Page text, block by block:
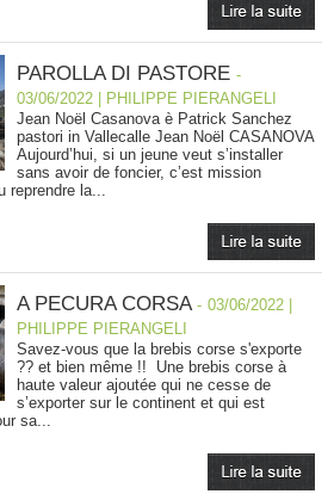
PAROLLA DI PASTORE -
03/06/2022 | PHILIPPE PIERANGELI
Jean Noël Casanova è Patrick Sanchez
pastori in Vallecalle Jean Noël CASANOVA
Aujourd’hui, si un jeune veut s’installer
sans avoir de foncier, c’est mission
reprendre la...
A PECURA CORSA - 03/06/2022 |
PHILIPPE PIERANGELI
Savez-vous que la brebis corse s'exporte
?? et bien même !! Une brebis corse à
haute valeur ajoutée qui ne cesse de
s’exporter sur le continent et qui est
sa...